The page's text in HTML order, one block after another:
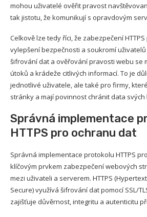
mohou uživatelé ověřit pravost
tak jistotu, že komunikují s opravdovým
Celkově lze tedy říci, že zabezpečení
vylepšení bezpečnosti a soukromí
šifrování dat a ověřování pravosti webu se
útoků a krádeže citlivých informací. To je
jednotlivé uživatele, ale také pro firmy,
stránky a mají povinnost chránit data svých
Správná implementace
HTTPS pro ochranu dat
Správná implementace protokolu HTTPS
klíčovým prvkem zabezpečení webových
mezi uživateli a serverem. HTTPS
Secure) využívá šifrování dat pomocí SSL/
zajišťuje důvěrnost, integritu a autenticitu